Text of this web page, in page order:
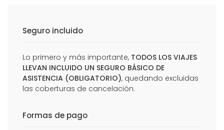
Seguro incluido
Lo primero y más importante, TODOS LOS VIAJES
LLEVAN INCLUIDO UN SEGURO BÁSICO DE
ASISTENCIA (OBLIGATORIO), quedando excluidas
las coberturas de cancelación.
Formas de pago